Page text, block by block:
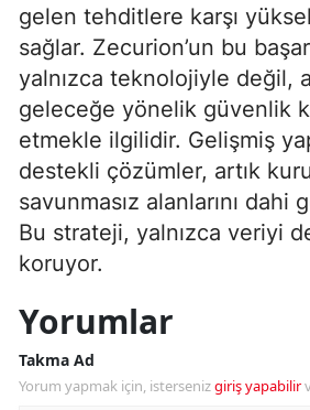
gelen tehditlere karşı
sağlar. Zecurion’un bu
yalnızca teknolojiyle değil,
geleceğe yönelik güvenlik
etmekle ilgilidir. Gelişmiş
destekli çözümler, artık
savunmasız alanlarını dahi
Bu strateji, yalnızca veriyi
koruyor.
Yorumlar
Takma Ad
Yorum yapmak için, istersenizgiriş yapabilir